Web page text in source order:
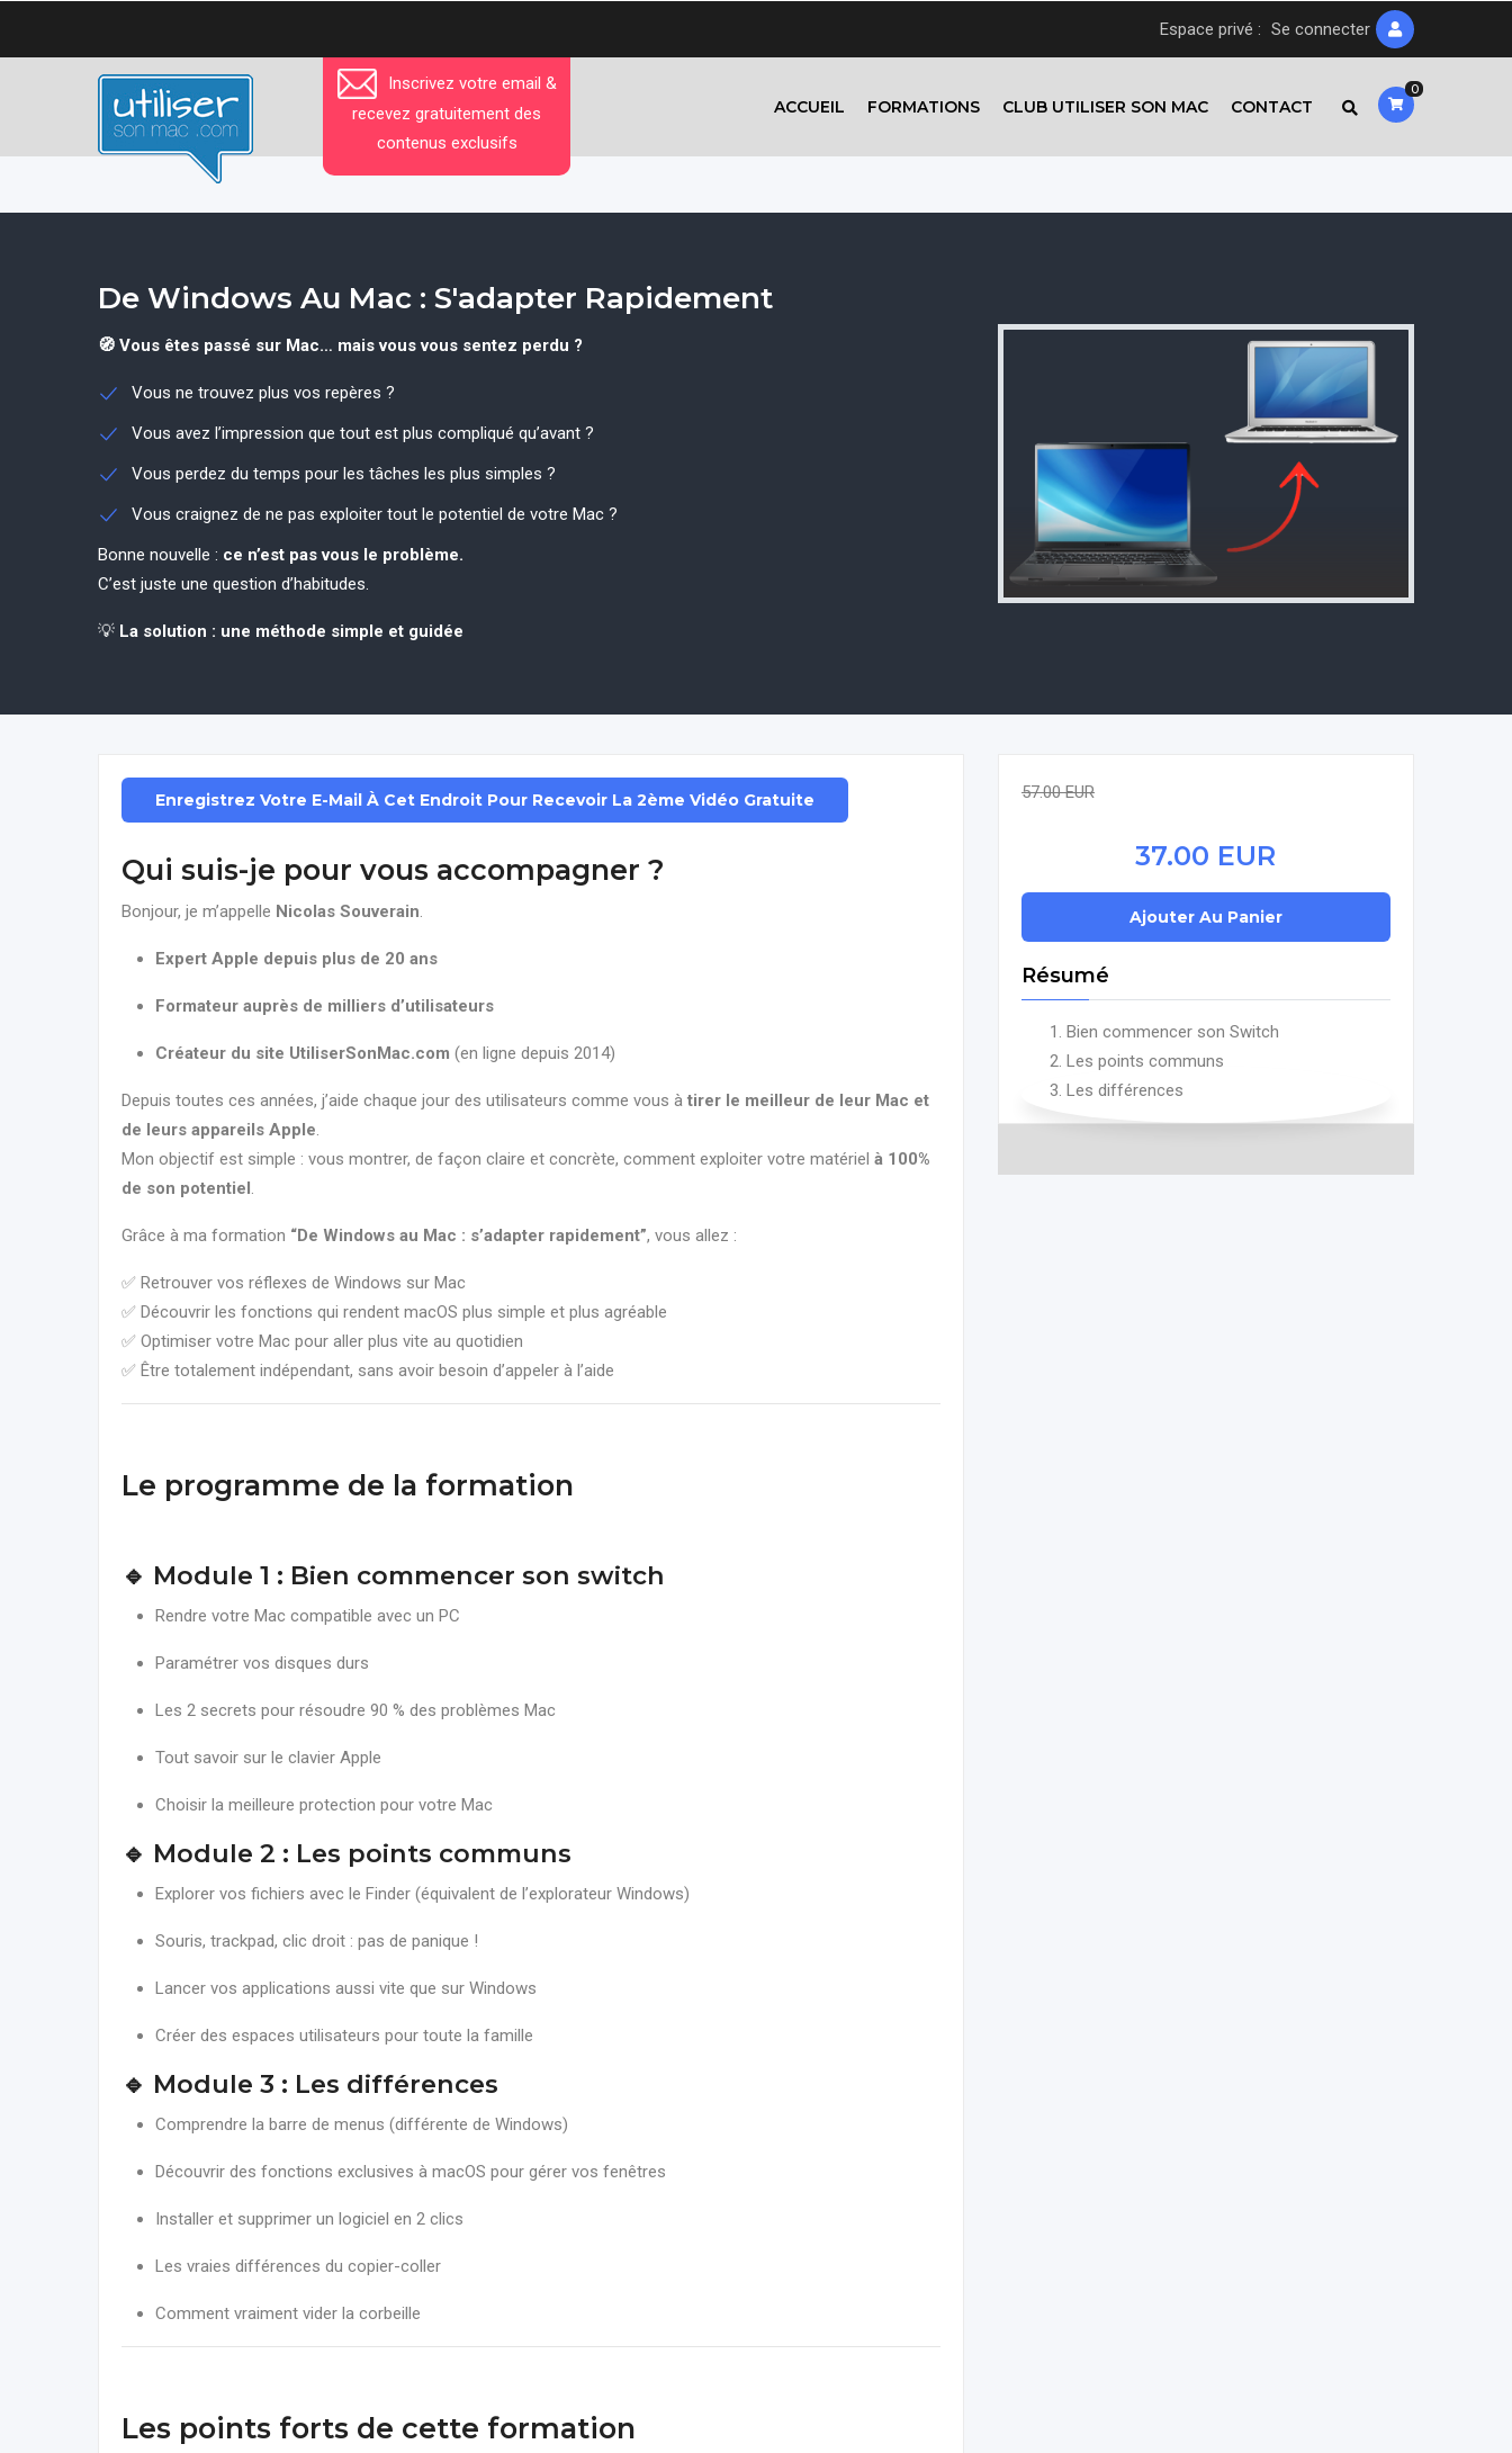
Espace privé : Se connecter
ACCUEIL FORMATIONS CLUB UTILISER SON MAC CONTACT
Inscrivez votre email &
recevez gratuitement des
contenus exclusifs
0
De Windows Au Mac : S'adapter Rapidement
🧭 Vous êtes passé sur Mac… mais vous vous sentez perdu ?
Vous ne trouvez plus vos repères ?
Vous avez l’impression que tout est plus compliqué qu’avant ?
Vous perdez du temps pour les tâches les plus simples ?
Vous craignez de ne pas exploiter tout le potentiel de votre Mac ?
Bonne nouvelle : ce n’est pas vous le problème.
C’est juste une question d’habitudes.
💡 La solution : une méthode simple et guidée
57.00 EUR
37.00 EUR
Résumé
Bien commencer son Switch
Les points communs
Les différences
Enregistrez Votre E-Mail À Cet Endroit Pour Recevoir La 2ème Vidéo Gratuite
Qui suis-je pour vous accompagner ?
Bonjour, je m’appelle Nicolas Souverain.
Expert Apple depuis plus de 20 ans
Formateur auprès de milliers d’utilisateurs
Créateur du site UtiliserSonMac.com (en ligne depuis 2014)
Depuis toutes ces années, j’aide chaque jour des utilisateurs comme vous à tirer le meilleur de leur Mac et
de leurs appareils Apple.
Mon objectif est simple : vous montrer, de façon claire et concrète, comment exploiter votre matériel à 100%
de son potentiel.
Grâce à ma formation “De Windows au Mac : s’adapter rapidement”, vous allez :
✅ Retrouver vos réflexes de Windows sur Mac
✅ Découvrir les fonctions qui rendent macOS plus simple et plus agréable
✅ Optimiser votre Mac pour aller plus vite au quotidien
✅ Être totalement indépendant, sans avoir besoin d’appeler à l’aide
Le programme de la formation
🔹 Module 1 : Bien commencer son switch
Rendre votre Mac compatible avec un PC
Paramétrer vos disques durs
Les 2 secrets pour résoudre 90 % des problèmes Mac
Tout savoir sur le clavier Apple
Choisir la meilleure protection pour votre Mac
🔹 Module 2 : Les points communs
Explorer vos fichiers avec le Finder (équivalent de l’explorateur Windows)
Souris, trackpad, clic droit : pas de panique !
Lancer vos applications aussi vite que sur Windows
Créer des espaces utilisateurs pour toute la famille
🔹 Module 3 : Les différences
Comprendre la barre de menus (différente de Windows)
Découvrir des fonctions exclusives à macOS pour gérer vos fenêtres
Installer et supprimer un logiciel en 2 clics
Les vraies différences du copier-coller
Comment vraiment vider la corbeille
Les points forts de cette formation